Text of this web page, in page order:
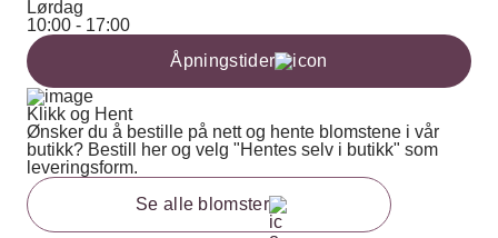
Lørdag
10:00 - 17:00
Åpningstider
Klikk og Hent
Ønsker du å bestille på nett og hente blomstene i vår
butikk? Bestill her og velg "Hentes selv i butikk" som
leveringsform.
Se alle blomster